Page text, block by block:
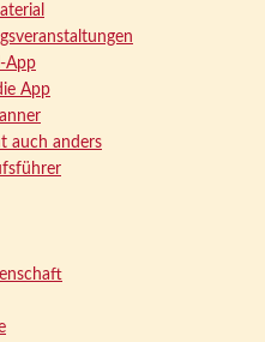
App
App
auch anders